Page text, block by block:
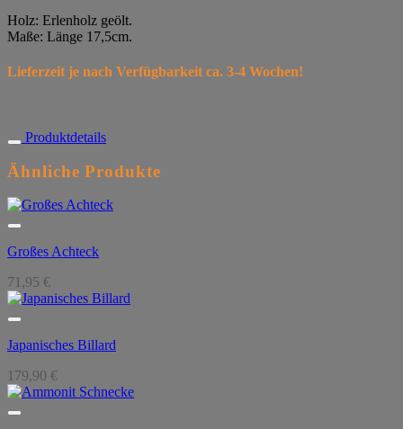
Holz: Erlenholz geölt.
Maße: Länge 17,5cm.
Lieferzeit je nach Verfügbarkeit ca. 3-4 Wochen!
Produktdetails
Ähnliche Produkte
Großes Achteck
71,95 €
Japanisches Billard
179,90 €